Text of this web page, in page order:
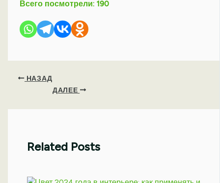
Всего посмотрели: 190
НАЗАД
ДАЛЕЕ
Related Posts